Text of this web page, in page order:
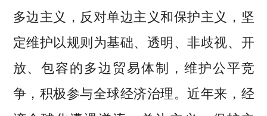
多边主义，反对单边主义和保护主义，坚
定维护以规则为基础、透明、非歧视、开
放、包容的多边贸易体制，维护公平竞
争，积极参与全球经济治理。近年来，经